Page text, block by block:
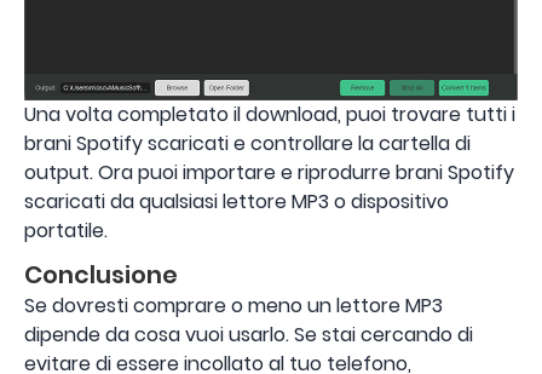
Una volta completato il download, puoi trovare tutti i
brani Spotify scaricati e controllare la cartella di
output. Ora puoi importare e riprodurre brani Spotify
scaricati da qualsiasi lettore MP3 o dispositivo
portatile.
Conclusione
Se dovresti comprare o meno un lettore MP3
dipende da cosa vuoi usarlo. Se stai cercando di
evitare di essere incollato al tuo telefono,